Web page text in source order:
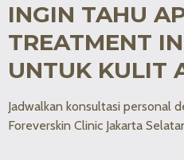
INGIN TAHU
TREATMENT
UNTUK KULIT
Jadwalkan konsultasi personal
Foreverskin Clinic Jakarta